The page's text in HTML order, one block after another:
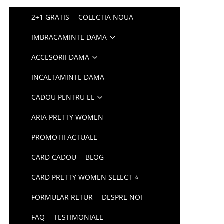
2+1 GRATIS COLECTIA NOUA
IMBRACAMINTE DAMA
ACCESORII DAMA
INCALTAMINTE DAMA
CADOU PENTRU EL
ARIA PRETTY WOMEN
PROMOTII ACTUALE
CARD CADOU BLOG
CARD PRETTY WOMEN SELECT ⭐
FORMULAR RETUR DESPRE NOI
FAQ TESTIMONIALE